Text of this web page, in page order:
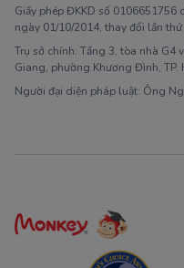
Giấy phép ĐKKD số 0106651756
ngày 01/10/2014, thay đổi lần
Trụ sở chính: Tầng 3, tòa nhà G4
Giang, phường Khương Đình, TP.
Người đại diện pháp luật: Ông